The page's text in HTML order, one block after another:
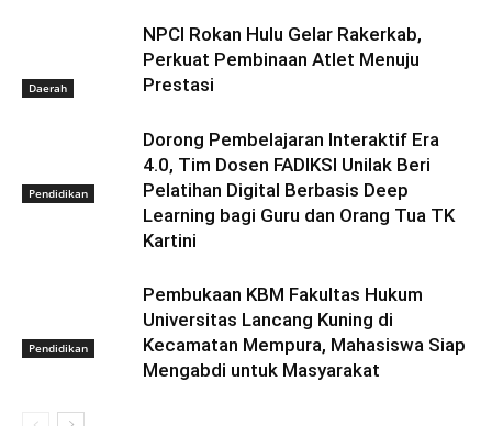
Daerah
NPCI Rokan Hulu Gelar Rakerkab,
Perkuat Pembinaan Atlet Menuju
Prestasi
Pendidikan
Dorong Pembelajaran Interaktif Era
4.0, Tim Dosen FADIKSI Unilak Beri
Pelatihan Digital Berbasis Deep
Learning bagi Guru dan Orang Tua TK
Kartini
Pendidikan
Pembukaan KBM Fakultas Hukum
Universitas Lancang Kuning di
Kecamatan Mempura, Mahasiswa Siap
Mengabdi untuk Masyarakat